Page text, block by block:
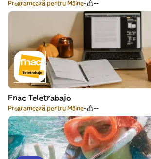
Programează pentru Mâine --
Fnac Teletrabajo
Programează pentru Mâine --